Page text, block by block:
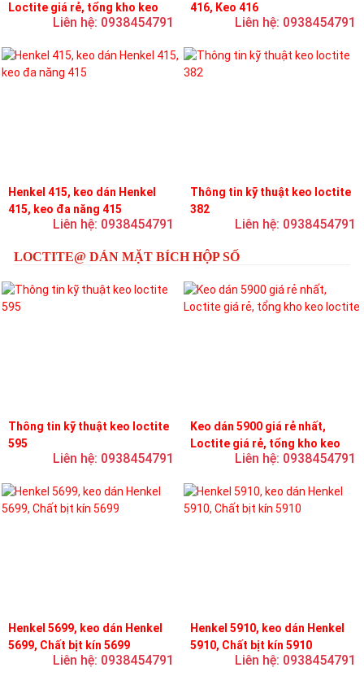
Loctite giá rẻ, tổng kho keo
Liên hệ: 0938454791
416, Keo 416
Liên hệ: 0938454791
Henkel 415, keo dán Henkel
415, keo đa năng 415
Liên hệ: 0938454791
Thông tin kỹ thuật keo loctite
382
Liên hệ: 0938454791
LOCTITE@ DÁN MẶT BÍCH HỘP SỐ
Thông tin kỹ thuật keo loctite
595
Liên hệ: 0938454791
Keo dán 5900 giá rẻ nhất,
Loctite giá rẻ, tổng kho keo
Liên hệ: 0938454791
Henkel 5699, keo dán Henkel
5699, Chất bịt kín 5699
Liên hệ: 0938454791
Henkel 5910, keo dán Henkel
5910, Chất bịt kín 5910
Liên hệ: 0938454791